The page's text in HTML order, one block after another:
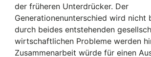
der früheren Unterdrücker. Der
Generationenunterschied wird nicht
durch beides entstehenden
wirtschaftlichen Probleme werden
Zusammenarbeit würde für einen